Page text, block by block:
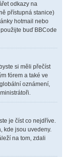
odkazy na
přístupná stanice)
hotmail nebo
buď BBCode
si měli přečíst
fórem a také ve
oznámení,
je číst co nejdříve.
kde jsou uvedeny.
na tom, zdali